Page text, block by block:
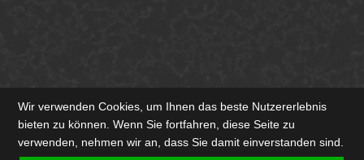
Wir verwenden Cookies, um Ihnen das beste Nutzererlebnis
bieten zu können. Wenn Sie fortfahren, diese Seite zu
verwenden, nehmen wir an, dass Sie damit einverstanden sind.